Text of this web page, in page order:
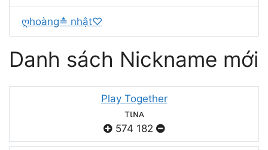
ღhoàng≛ nhật♡
Danh sách Nickname mới
Play Together
тιɴᴀ
574 182